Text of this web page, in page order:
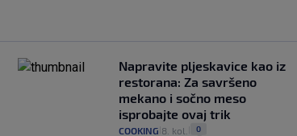
Napravite pljeskavice kao iz
restorana: Za savršeno
mekano i sočno meso
isprobajte ovaj trik
COOKING 8. kol. 0